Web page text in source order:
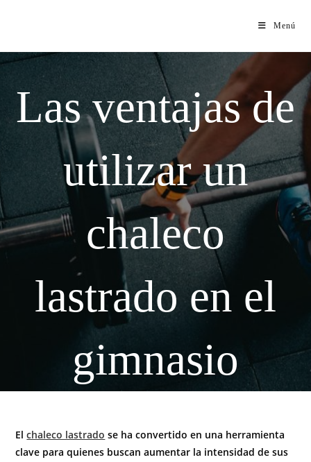
Menú
Las ventajas de
utilizar un
chaleco
lastrado en el
gimnasio
Elchaleco lastrado se ha convertido en una herramienta
clave para quienes buscan aumentar la intensidad de sus